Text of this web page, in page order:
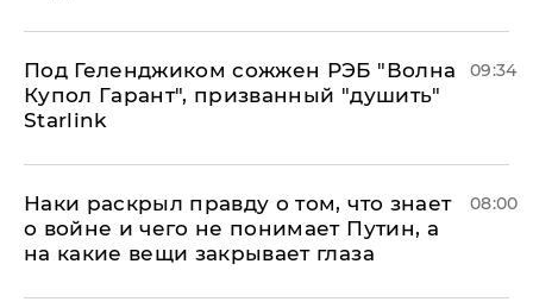
Под Геленджиком сожжен РЭБ "Волна
Купол Гарант", призванный "душить"
Starlink
09:34
Наки раскрыл правду о том, что знает
о войне и чего не понимает Путин, а
на какие вещи закрывает глаза
08:00